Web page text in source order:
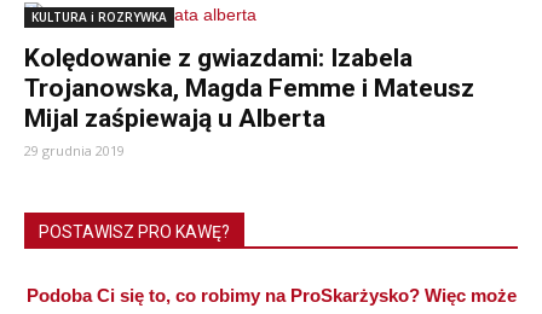
KULTURA i ROZRYWKA
Kolędowanie z gwiazdami: Izabela
Trojanowska, Magda Femme i Mateusz
Mijal zaśpiewają u Alberta
29 grudnia 2019
POSTAWISZ PRO KAWĘ?
Podoba Ci się to, co robimy na ProSkarżysko? Więc może